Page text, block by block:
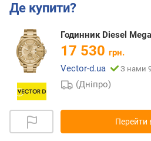
Де купити?
Годинник Diesel
17 530 грн.
Vector-d.ua
З нами
(Дніпро)
Перейти